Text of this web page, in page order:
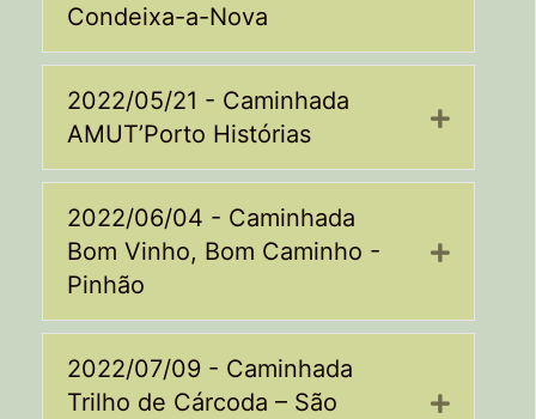
Condeixa-a-Nova
2022/05/21 - Caminhada
AMUT’Porto Histórias
Expand
2022/06/04 - Caminhada
Bom Vinho, Bom Caminho -
Pinhão
Expand
2022/07/09 - Caminhada
Trilho de Cárcoda – São
Expand